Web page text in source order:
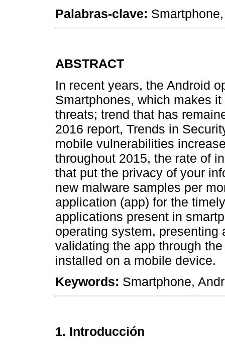
Palabras-clave:
ABSTRACT
In recent years, the Android
Smartphones, which makes
threats; trend that has
2016 report, Trends in
mobile vulnerabilities
throughout 2015, the rate of
that put the privacy of your
new malware samples per
application (app) for the
applications present in
operating system,
validating the app through
installed on a mobile device.
Keywords: Smartphone,
1. Introducción